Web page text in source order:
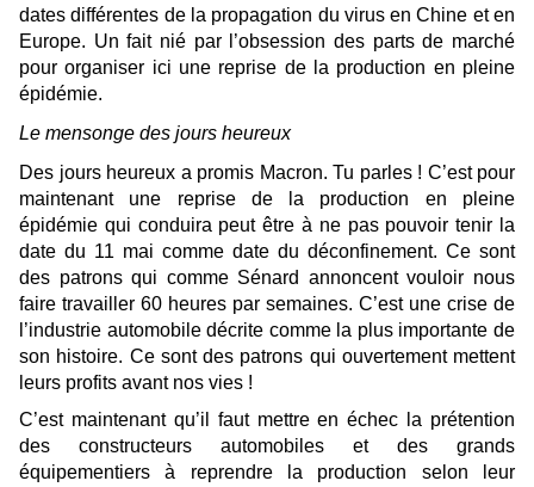
dates différentes de la propagation du virus en Chine et en
Europe. Unfait nié par l’obsession des parts de marché
pour organiser ici une reprise de la production en pleine
épidémie.
Le mensonge des jours heureux
Des jours heureux a promis Macron. Tu parles ! C’est pour
maintenant une reprise de la production en pleine
épidémie qui conduira peut être à ne pas pouvoir tenir la
date du 11 mai comme date du déconfinement. Ce sont
des patrons qui comme Sénard annoncent vouloir nous
faire travailler 60 heures par semaines. C’est une crise de
l’industrie automobile décrite comme la plus importante de
son histoire. Ce sont des patrons qui ouvertement mettent
leurs profits avant nos vies !
C’est maintenant qu’il faut mettre en échec
la prétention
des constructeurs automobiles et des grands
équipementiers à reprendre la production selon leur